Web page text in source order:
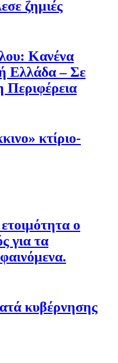
ζημιές
Κανένα
Ελλάδα – Σε
Περιφέρεια
κτίριο-
ο
για τα
κυβέρνησης